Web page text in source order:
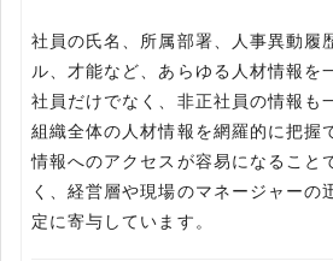
社員の氏名、所属部署、人事異動履
ル、才能など、あらゆる人材情報を
社員だけでなく、非正社員の情報も
組織全体の人材情報を網羅的に把握
情報へのアクセスが容易になること
く、経営層や現場のマネージャーの
定に寄与しています。